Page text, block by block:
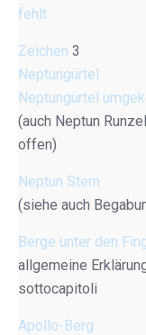
fehlt
Zeichen 3
Neptungürtel
Neptungürtel
(auch Neptun
offen)
Neptun Stern
(siehe auch
Berge unter den
allgemeine
sottocapitoli
Apollo-Berg